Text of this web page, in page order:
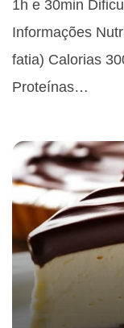
1h e 30min
Informações
fatia) Calorias
Proteínas…